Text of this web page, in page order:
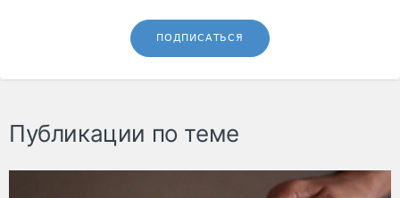
ПОДПИСАТЬСЯ
Публикации по теме